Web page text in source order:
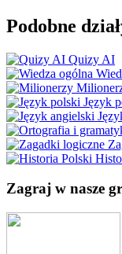
Podobne
Quizy AI
Język
Zagraj w nasze